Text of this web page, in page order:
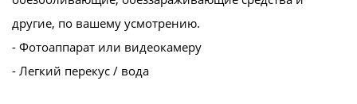
другие, по вашему усмотрению.
- Фотоаппарат или видеокамеру
- Легкий перекус / вода